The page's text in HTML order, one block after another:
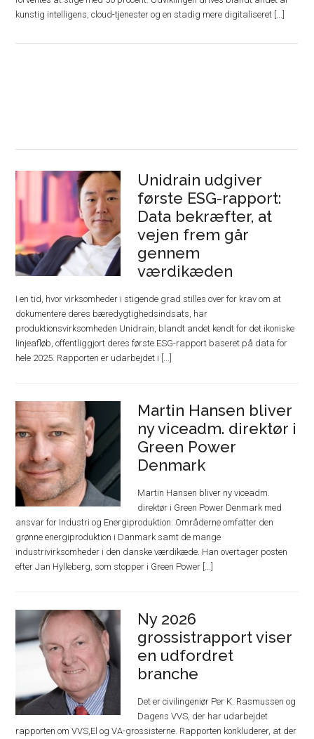
kunstig intelligens, cloud-tjenester og en stadig mere digitaliseret [...]
Unidrain udgiver
første ESG-rapport:
Data bekræfter, at
vejen frem går
gennem
værdikæden
I en tid, hvor virksomheder i stigende grad stilles over for krav om at
dokumentere deres bæredygtighedsindsats, har
produktionsvirksomheden Unidrain, blandt andet kendt for det ikoniske
linjeafløb, offentliggjort deres første ESG-rapport baseret på data for
hele 2025. Rapporten er udarbejdet i [...]
Martin Hansen bliver
ny viceadm. direktør i
Green Power
Denmark
Martin Hansen bliver ny viceadm.
direktør i Green Power Denmark med
ansvar for Industri og Energiproduktion. Områderne omfatter den
grønne energiproduktion i Danmark samt de mange
industrivirksomheder i den danske værdikæde. Han overtager posten
efter Jan Hylleberg, som stopper i Green Power [...]
Ny 2026
grossistrapport viser
en udfordret
branche
Det er civilingeniør Per K. Rasmussen og
Dagens VVS, der har udarbejdet
rapporten om VVS,El og VA-grossisterne. Rapporten konkluderer, at der